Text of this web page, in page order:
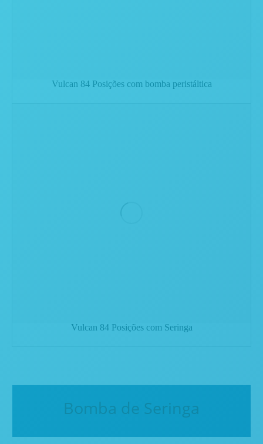
Vulcan 84 Posições com bomba peristáltica
Vulcan 84 Posições com Seringa
Bomba de Seringa